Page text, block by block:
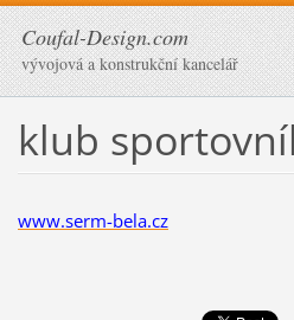
Coufal-Design.com
vývojová a konstrukční kancelář
klub
www.serm-bela.cz